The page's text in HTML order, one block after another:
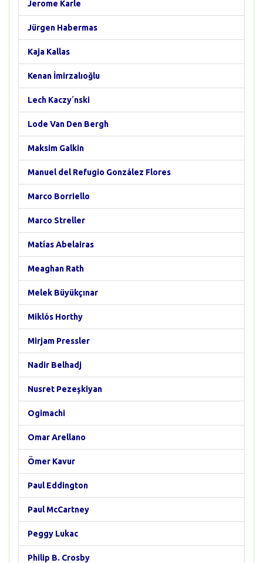
Jerome Karle
Jürgen Habermas
Kaja Kallas
Kenan İmirzalıoğlu
Lech Kaczy´nski
Lode Van Den Bergh
Maksim Galkin
Manuel del Refugio González Flores
Marco Borriello
Marco Streller
Matías Abelairas
Meaghan Rath
Melek Büyükçınar
Miklós Horthy
Mirjam Pressler
Nadir Belhadj
Nusret Pezeşkiyan
Ogimachi
Omar Arellano
Ömer Kavur
Paul Eddington
Paul McCartney
Peggy Lukac
Philip B. Crosby